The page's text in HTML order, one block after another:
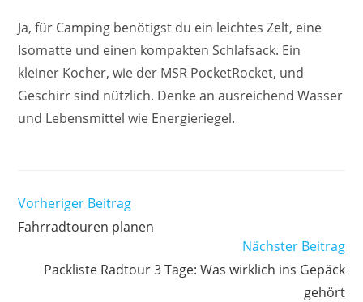
Ja, für Camping benötigst du ein leichtes Zelt, eine
Isomatte und einen kompakten Schlafsack. Ein
kleiner Kocher, wie der MSR PocketRocket, und
Geschirr sind nützlich. Denke an ausreichend Wasser
und Lebensmittel wie Energieriegel.
Weitere
Artikel
ansehen
Vorheriger Beitrag
Fahrradtouren planen
Nächster Beitrag
Packliste Radtour 3 Tage: Was wirklich ins Gepäck
gehört